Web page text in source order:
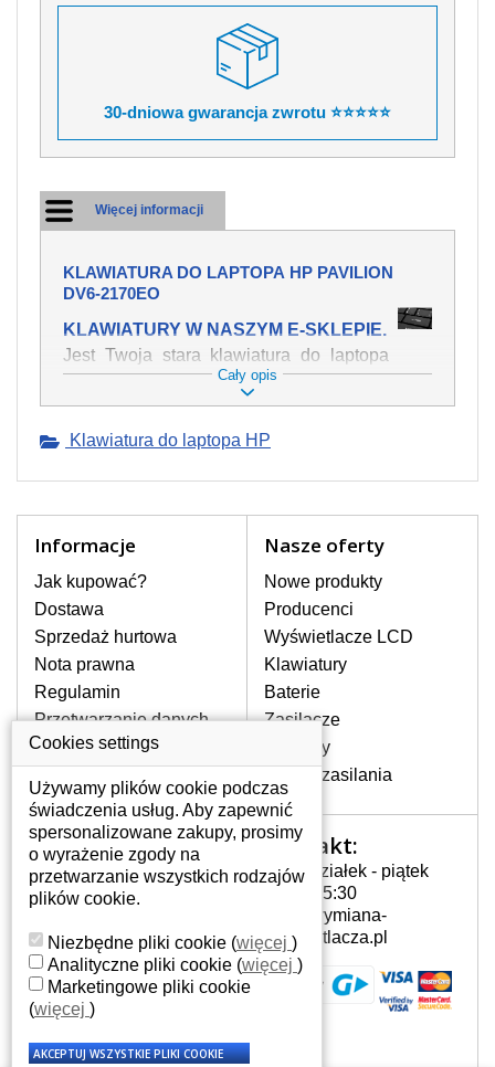
30-dniowa gwarancja zwrotu ⭐⭐⭐⭐⭐
Więcej informacji
KLAWIATURA DO LAPTOPA HP PAVILION
DV6-2170EO
KLAWIATURY W NASZYM E-SKLEPIE.
Jest Twoja stara klawiatura do laptopa
HP Pavilion dv6-2170eo mechanicznie
uszkodzona, polałeś ją płynem, który
swojej pozycji? Kup nową klawiaturę,
Oferujemy oryginalne klawiatury w
stronie internetowej ją znajdziesz za
pomocy wyszukiwarki. Wystarczy znać
model laptopa. Przy każdej klawiaturze
nie może brakować szczególowe zdjęcie
do aktualnego stanu naszego magazynu.
W JAKI SPOSÓB MOŻE SIĘ
PRZEJAWIAĆ USTERKA
Częstymi objawami są pomijanie liter
czy wyświetlanie innych liter oraz
dublowanie tych samych znaków. W
przypadku podlicia klawisze nie
powrócą do pierwotnej pozycji. Albo
też uszkodzenie mechaniczne, np.
JAK TO DZIAŁA?
Klawiatura składa się z kilku
warstw folii, z których przewodzą
przewodzące warstwy.
Cały opis
Klawiatura do laptopa HP
Informacje
Jak kupować?
Dostawa
Sprzedaż hurtowa
Nota prawna
Regulamin
Przetwarzanie danych
osobowych
Gdzie nas znajdziesz
Nasze oferty
Nowe produkty
Producenci
Wyświetlacze LCD
Klawiatury
Baterie
Zasilacze
Zawiasy
Złącza zasilania
Twoje konto
Twoje konto
Dane osobowe
Adresy
Historia zamówień
Kontakt:
Poniedziałek - piątek
7:00 - 15:30
info@wymiana-
wyswietlacza.pl
Cookies settings
Używamy plików cookie podczas
świadczenia usług. Aby zapewnić
spersonalizowane zakupy, prosimy
o wyrażenie zgody na
przetwarzanie wszystkich rodzajów
plików cookie.
Niezbędne pliki cookie (więcej )
Analityczne pliki cookie (więcej )
Marketingowe pliki cookie
(więcej )